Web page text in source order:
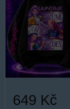
649 Kč